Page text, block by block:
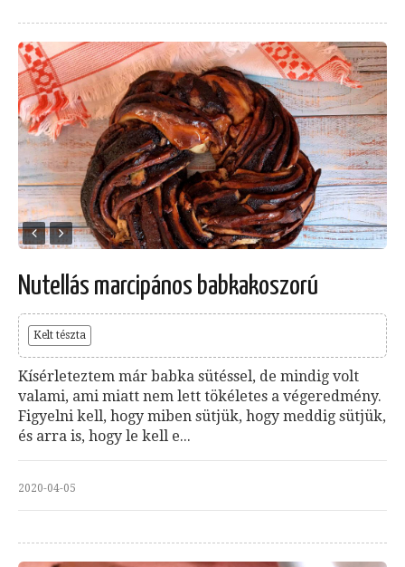
Nutellás marcipános babkakoszorú
Kelt tészta
Kísérleteztem már babka sütéssel, de mindig volt
valami, ami miatt nem lett tökéletes a végeredmény.
Figyelni kell, hogy miben sütjük, hogy meddig sütjük,
és arra is, hogy le kell e...
2020-04-05